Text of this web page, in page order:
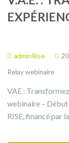
adminRise
Relay webinaire
VAE :
webinaire – Début
RISE, financé par